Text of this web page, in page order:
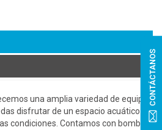
una amplia variedad de equipos
disfrutar de un espacio acuático
condiciones. Contamos con bombas,
CONTÁCTANOS